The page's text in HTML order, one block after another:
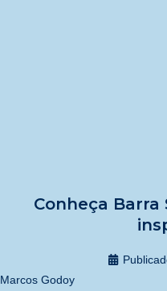
Conheça
Marcos Godoy